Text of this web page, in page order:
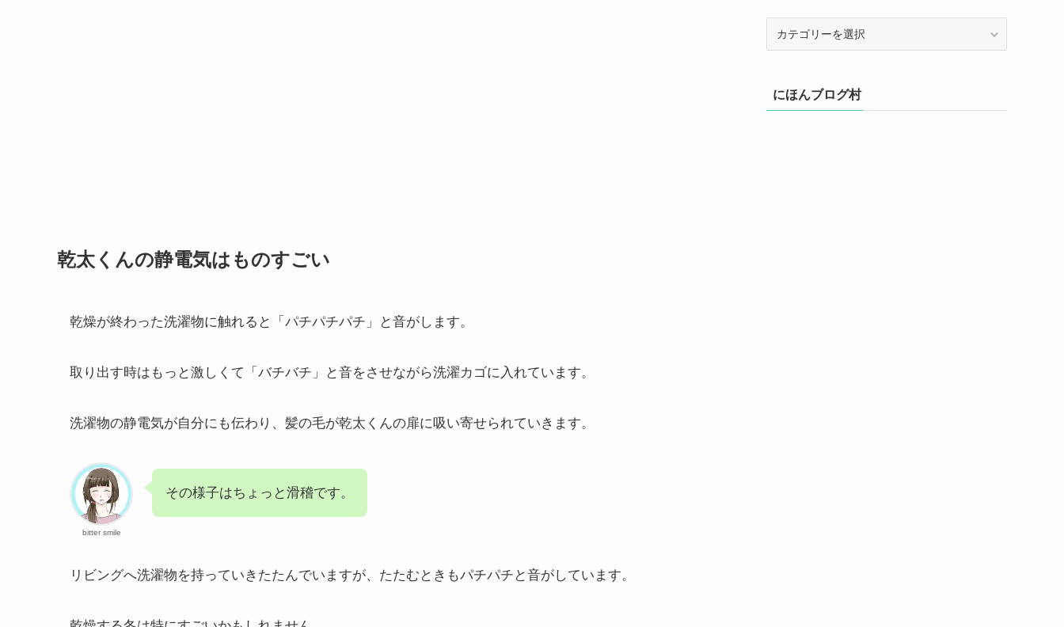
乾太くんの静電気はものすごい
乾燥が終わった洗濯物に触れると「パチパチパチ」と音がします。
取り出す時はもっと激しくて「バチバチ」と音をさせながら洗濯カゴに入れています。
洗濯物の静電気が自分にも伝わり、髪の毛が乾太くんの扉に吸い寄せられていきます。
bitter smile
その様子はちょっと滑稽です。
リビングへ洗濯物を持っていきたたんでいますが、たたむときもパチパチと音がしています。
ーにほんブログ村